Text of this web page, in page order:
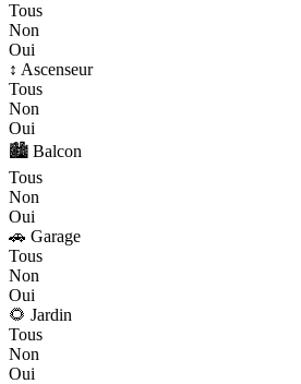
Tous
Non
Oui
↕️ Ascenseur
Tous
Non
Oui
🏙️ Balcon
Tous
Non
Oui
🚗 Garage
Tous
Non
Oui
🌻 Jardin
Tous
Non
Oui